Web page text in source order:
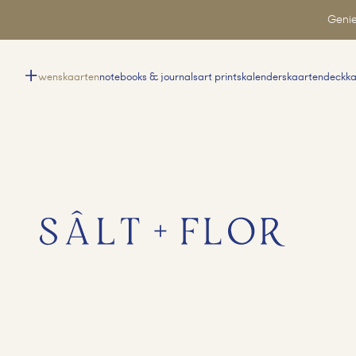
wenskaartennotebooks & journalsart printskalenderskaartendeck